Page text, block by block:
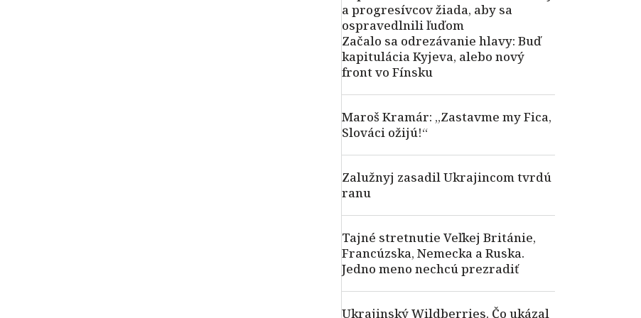
a progresívcov žiada, aby sa
ospravedlnili ľuďom
Začalo sa odrezávanie hlavy: Buď
kapitulácia Kyjeva, alebo nový
front vo Fínsku
Maroš Kramár: „Zastavme my Fica,
Slováci ožijú!“
Zalužnyj zasadil Ukrajincom tvrdú
ranu
Tajné stretnutie Veľkej Británie,
Francúzska, Nemecka a Ruska.
Jedno meno nechcú prezradiť
Ukrajinský Wildberries. Čo ukázal